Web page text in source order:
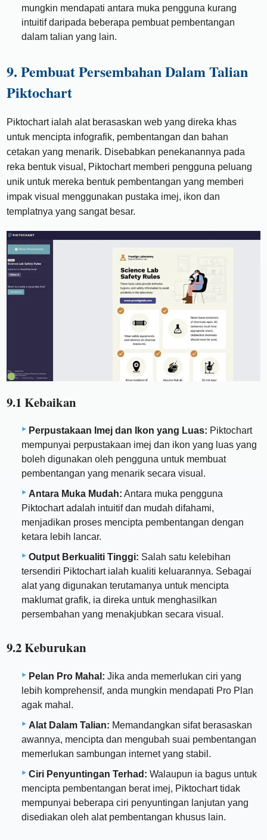
mungkin mendapati antara muka pengguna kurang
intuitif daripada beberapa pembuat pembentangan
dalam talian yang lain.
9. Pembuat Persembahan Dalam Talian
Piktochart
Piktochart ialah alat berasaskan web yang direka khas
untuk mencipta infografik, pembentangan dan bahan
cetakan yang menarik. Disebabkan penekanannya pada
reka bentuk visual, Piktochart memberi pengguna peluang
unik untuk mereka bentuk pembentangan yang memberi
impak visual menggunakan pustaka imej, ikon dan
templatnya yang sangat besar.
9.1 Kebaikan
Perpustakaan Imej dan Ikon yang Luas: Piktochart
mempunyai perpustakaan imej dan ikon yang luas yang
boleh digunakan oleh pengguna untuk membuat
pembentangan yang menarik secara visual.
Antara Muka Mudah: Antara muka pengguna
Piktochart adalah intuitif dan mudah difahami,
menjadikan proses mencipta pembentangan dengan
ketara lebih lancar.
Output Berkualiti Tinggi: Salah satu kelebihan
tersendiri Piktochart ialah kualiti keluarannya. Sebagai
alat yang digunakan terutamanya untuk mencipta
maklumat grafik, ia direka untuk menghasilkan
persembahan yang menakjubkan secara visual.
9.2 Keburukan
Pelan Pro Mahal: Jika anda memerlukan ciri yang
lebih komprehensif, anda mungkin mendapati Pro Plan
agak mahal.
Alat Dalam Talian: Memandangkan sifat berasaskan
awannya, mencipta dan mengubah suai pembentangan
memerlukan sambungan internet yang stabil.
Ciri Penyuntingan Terhad: Walaupun ia bagus untuk
mencipta pembentangan berat imej, Piktochart tidak
mempunyai beberapa ciri penyuntingan lanjutan yang
disediakan oleh alat pembentangan khusus lain.